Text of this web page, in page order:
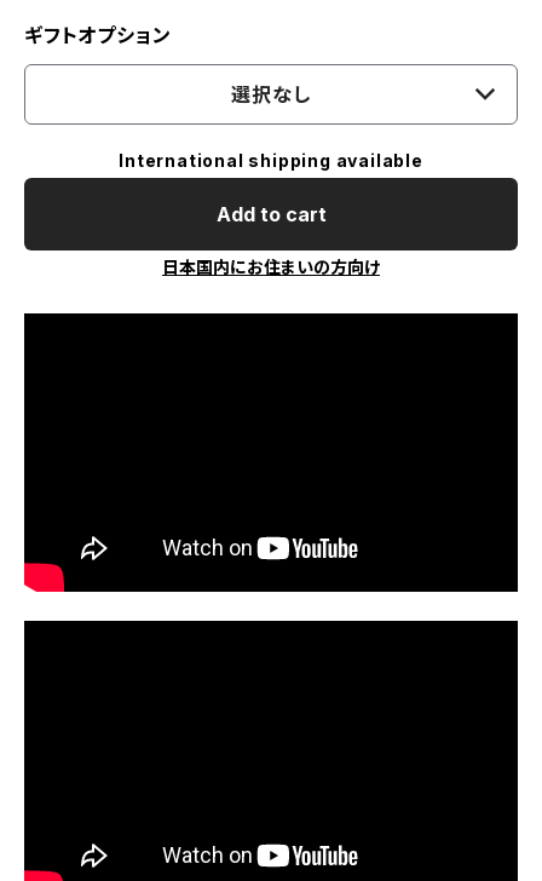
ギフトオプション
選択なし
International shipping available
Add to cart
日本国内にお住まいの方向け